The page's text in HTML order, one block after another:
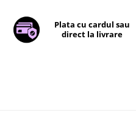
Plata cu cardul sau
direct la livrare